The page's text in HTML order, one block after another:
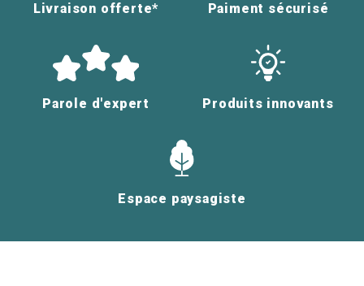
Livraison offerte* Paiment sécurisé
Parole d'expert Produits innovants
Espace paysagiste